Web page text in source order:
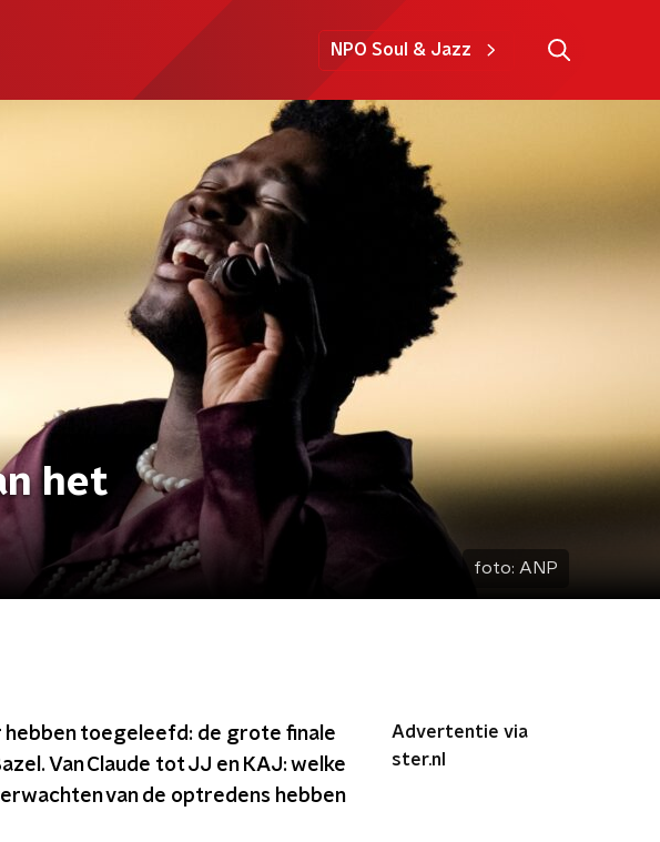
NPO Soul & Jazz
het
foto: ANP
hebben toegeleefd: de grote finale
Van Claude tot JJ en KAJ: welke
van de optredens hebben
Advertentie via
ster.nl